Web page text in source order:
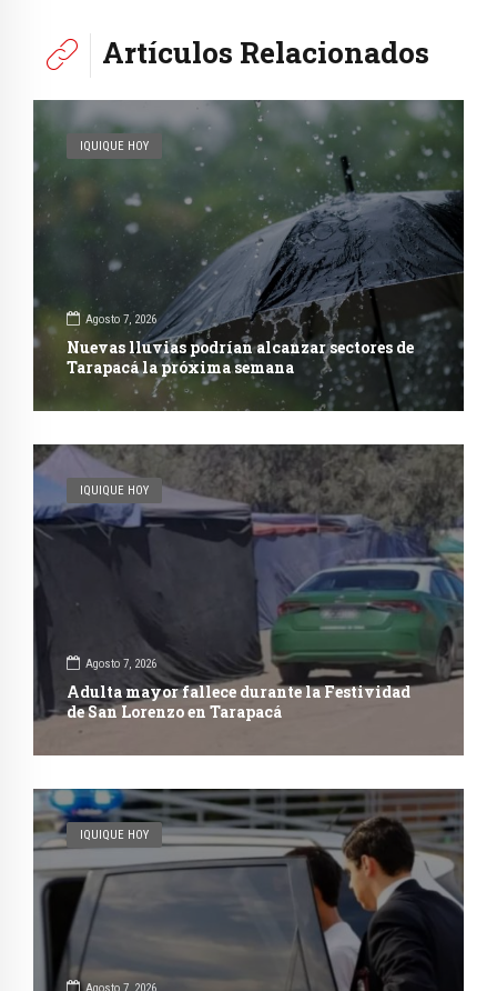
Artículos Relacionados
IQUIQUE HOY
Agosto 7, 2026
Nuevas lluvias podrían alcanzar sectores de
Tarapacá la próxima semana
IQUIQUE HOY
Agosto 7, 2026
Adulta mayor fallece durante la Festividad
de San Lorenzo en Tarapacá
IQUIQUE HOY
Agosto 7, 2026